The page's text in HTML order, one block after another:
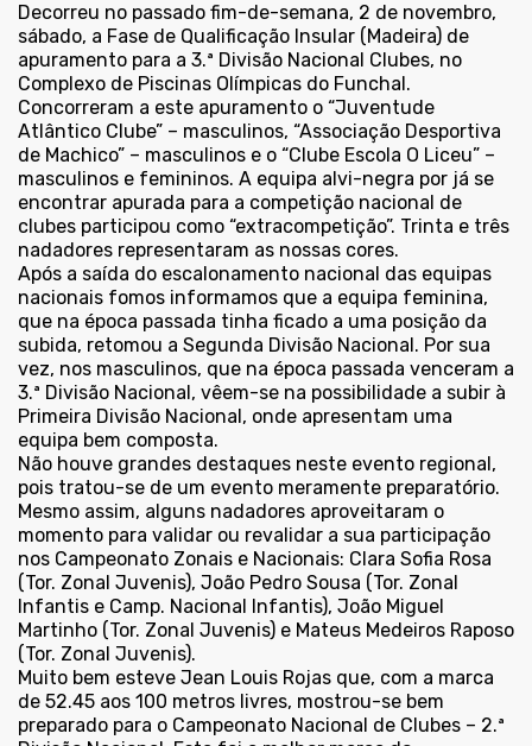
Decorreu no passado fim-de-semana, 2 de novembro,
sábado, a Fase de Qualificação Insular (Madeira) de
apuramento para a 3.ª Divisão Nacional Clubes, no
Complexo de Piscinas Olímpicas do Funchal.
Concorreram a este apuramento o “Juventude
Atlântico Clube” – masculinos, “Associação Desportiva
de Machico” – masculinos e o “Clube Escola O Liceu” –
masculinos e femininos. A equipa alvi-negra por já se
encontrar apurada para a competição nacional de
clubes participou como “extracompetição”. Trinta e três
nadadores representaram as nossas cores.
Após a saída do escalonamento nacional das equipas
nacionais fomos informamos que a equipa feminina,
que na época passada tinha ficado a uma posição da
subida, retomou a Segunda Divisão Nacional. Por sua
vez, nos masculinos, que na época passada venceram a
3.ª Divisão Nacional, vêem-se na possibilidade a subir à
Primeira Divisão Nacional, onde apresentam uma
equipa bem composta.
Não houve grandes destaques neste evento regional,
pois tratou-se de um evento meramente preparatório.
Mesmo assim, alguns nadadores aproveitaram o
momento para validar ou revalidar a sua participação
nos Campeonato Zonais e Nacionais: Clara Sofia Rosa
(Tor. Zonal Juvenis), João Pedro Sousa (Tor. Zonal
Infantis e Camp. Nacional Infantis), João Miguel
Martinho (Tor. Zonal Juvenis) e Mateus Medeiros Raposo
(Tor. Zonal Juvenis).
Muito bem esteve Jean Louis Rojas que, com a marca
de 52.45 aos 100 metros livres, mostrou-se bem
preparado para o Campeonato Nacional de Clubes – 2.ª